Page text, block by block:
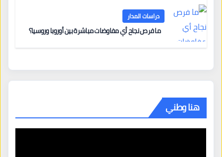
دراسات المدار
ما فرص نجاح أي مفاوضات مباشرة بين أوروبا وروسيا؟
هنا وطني